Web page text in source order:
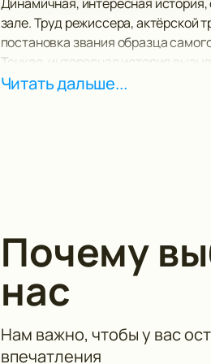
зале. Труд режиссера, актёрской
постановка звания образца
Тонкая, интересная история
повседневных забот и
Читать дальше...
Почему
нас
Нам важно, чтобы у вас
впечатления